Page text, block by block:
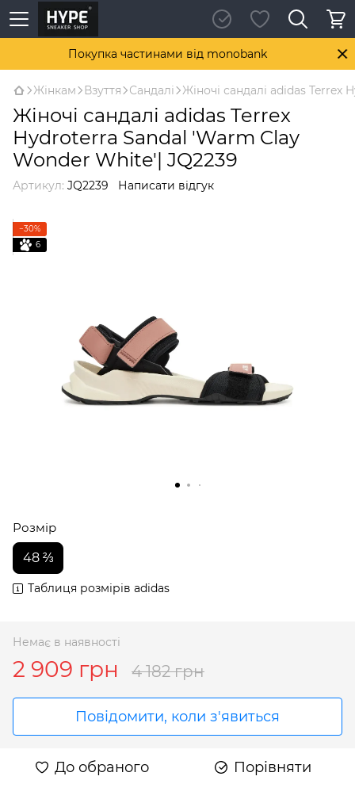
Покупка частинами від monobank
Жінкам Взуття Сандалі Жіночі сандалі adidas
Жіночі сандалі adidas Terrex
Hydroterra Sandal 'Warm Clay
Wonder White'| JQ2239
Артикул: JQ2239 Написати відгук
−30%
6
Розмір
48 ⅔
Таблиця розмірів adidas
Немає в наявності
2 909 грн 4 182 грн
Повідомити, коли з'явиться
До обраного Порівняти